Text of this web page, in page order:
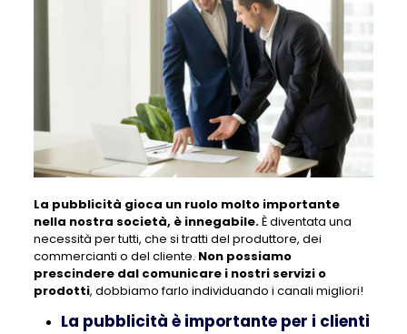
La pubblicità gioca un ruolo molto importante
nella nostra società, è innegabile.È diventata una
necessità per tutti, che si tratti del produttore, dei
commercianti o del cliente. Non possiamo
prescindere dal comunicare i nostri servizi o
prodotti, dobbiamo farlo individuando i canali migliori!
La pubblicità è importante per i clienti